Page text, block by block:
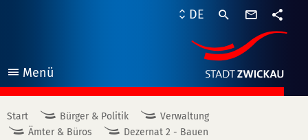
Menü
öffnen
DE
Start Bürger & Politik
Verwaltung
Ämter & Büros
Dezernat 2 - Bauen